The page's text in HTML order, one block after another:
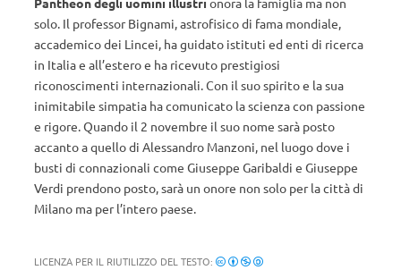
solo. Il professor Bignami, astrofisico di fama mondiale,
accademico dei Lincei, ha guidato istituti ed enti di ricerca
in Italia e all’estero e ha ricevuto prestigiosi
riconoscimenti internazionali. Con il suo spirito e la sua
inimitabile simpatia ha comunicato la scienza con passione
e rigore. Quando il 2 novembre il suo nome sarà posto
accanto a quello di Alessandro Manzoni, nel luogo dove i
busti di connazionali come Giuseppe Garibaldi e Giuseppe
Verdi prendono posto, sarà un onore non solo per la città di
Milano ma per l’intero paese.
LICENZA PER IL RIUTILIZZO DEL TESTO: